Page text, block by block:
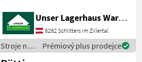
Unser Lagerhaus Warenhandelsges.m.b.H.
6262 Schlitters im Zillertal
Stroje na
zber
Prémiový plus prodejce